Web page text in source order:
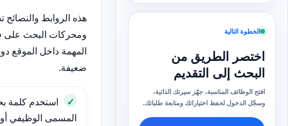
الخطوة التالية
اختصر الطريق من
البحث إلى التقديم
افتح الوظائف المناسبة، جهّز سيرتك الذاتية،
وسجّل الدخول لحفظ اختياراتك ومتابعة طلباتك.
هذه الروابط
ومحركات البحث على
المهمة داخل الموقع
ضعيفة.
استخدم كلمة
المسمى الوظيفي أو